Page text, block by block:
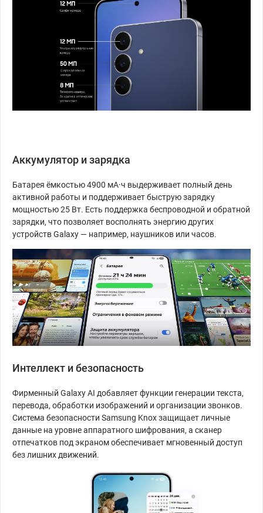
Аккумулятор и зарядка
Батарея ёмкостью 4900 мА·ч выдерживает полный день
активной работы и поддерживает быструю зарядку
мощностью 25 Вт. Есть поддержка беспроводной и обратной
зарядки, что позволяет восполнять энергию других
устройств Galaxy — например, наушников или часов.
Интеллект и безопасность
Фирменный Galaxy AI добавляет функции генерации текста,
перевода, обработки изображений и организации звонков.
Система безопасности Samsung Knox защищает личные
данные на уровне аппаратного шифрования, а сканер
отпечатков под экраном обеспечивает мгновенный доступ
без лишних движений.